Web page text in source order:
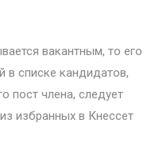
вакантным, то его
в списке кандидатов,
члена, следует
избранных в Кнессет